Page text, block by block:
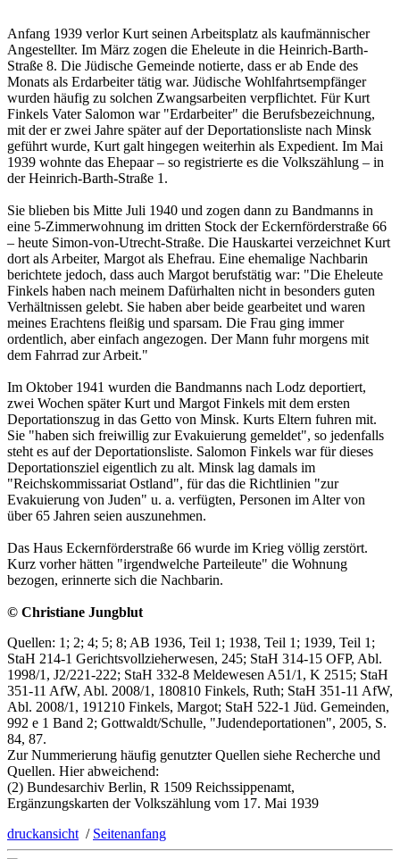
Anfang 1939 verlor Kurt seinen Arbeitsplatz als kaufmännischer
Angestellter. Im März zogen die Eheleute in die Heinrich-Barth-
Straße 8. Die Jüdische Gemeinde notierte, dass er ab Ende des
Monats als Erdarbeiter tätig war. Jüdische Wohlfahrtsempfänger
wurden häufig zu solchen Zwangsarbeiten verpflichtet. Für Kurt
Finkels Vater Salomon war "Erdarbeiter" die Berufsbezeichnung,
mit der er zwei Jahre später auf der Deportationsliste nach Minsk
geführt wurde, Kurt galt hingegen weiterhin als Expedient. Im Mai
1939 wohnte das Ehepaar – so registrierte es die Volkszählung – in
der Heinrich-Barth-Straße 1.
Sie blieben bis Mitte Juli 1940 und zogen dann zu Bandmanns in
eine 5-Zimmerwohnung im dritten Stock der Eckernförderstraße 66
– heute Simon-von-Utrecht-Straße. Die Hauskartei verzeichnet Kurt
dort als Arbeiter, Margot als Ehefrau. Eine ehemalige Nachbarin
berichtete jedoch, dass auch Margot berufstätig war: "Die Eheleute
Finkels haben nach meinem Dafürhalten nicht in besonders guten
Verhältnissen gelebt. Sie haben aber beide gearbeitet und waren
meines Erachtens fleißig und sparsam. Die Frau ging immer
ordentlich, aber einfach angezogen. Der Mann fuhr morgens mit
dem Fahrrad zur Arbeit."
Im Oktober 1941 wurden die Bandmanns nach Lodz deportiert,
zwei Wochen später Kurt und Margot Finkels mit dem ersten
Deportationszug in das Getto von Minsk. Kurts Eltern fuhren mit.
Sie "haben sich freiwillig zur Evakuierung gemeldet", so jedenfalls
steht es auf der Deportationsliste. Salomon Finkels war für dieses
Deportationsziel eigentlich zu alt. Minsk lag damals im
"Reichskommissariat Ostland", für das die Richtlinien "zur
Evakuierung von Juden" u. a. verfügten, Personen im Alter von
über 65 Jahren seien auszunehmen.
Das Haus Eckernförderstraße 66 wurde im Krieg völlig zerstört.
Kurz vorher hätten "irgendwelche Parteileute" die Wohnung
bezogen, erinnerte sich die Nachbarin.
© Christiane Jungblut
Quellen: 1; 2; 4; 5; 8; AB 1936, Teil 1; 1938, Teil 1; 1939, Teil 1;
StaH 214-1 Gerichtsvollzieherwesen, 245; StaH 314-15 OFP, Abl.
1998/1, J2/221-222; StaH 332-8 Meldewesen A51/1, K 2515; StaH
351-11 AfW, Abl. 2008/1, 180810 Finkels, Ruth; StaH 351-11 AfW,
Abl. 2008/1, 191210 Finkels, Margot; StaH 522-1 Jüd. Gemeinden,
992 e 1 Band 2; Gottwaldt/Schulle, "Judendeportationen", 2005, S.
84, 87.
Zur Nummerierung häufig genutzter Quellen siehe Recherche und
Quellen. Hier abweichend:
(2) Bundesarchiv Berlin, R 1509 Reichssippenamt,
Ergänzungskarten der Volkszählung vom 17. Mai 1939
druckansicht / Seitenanfang